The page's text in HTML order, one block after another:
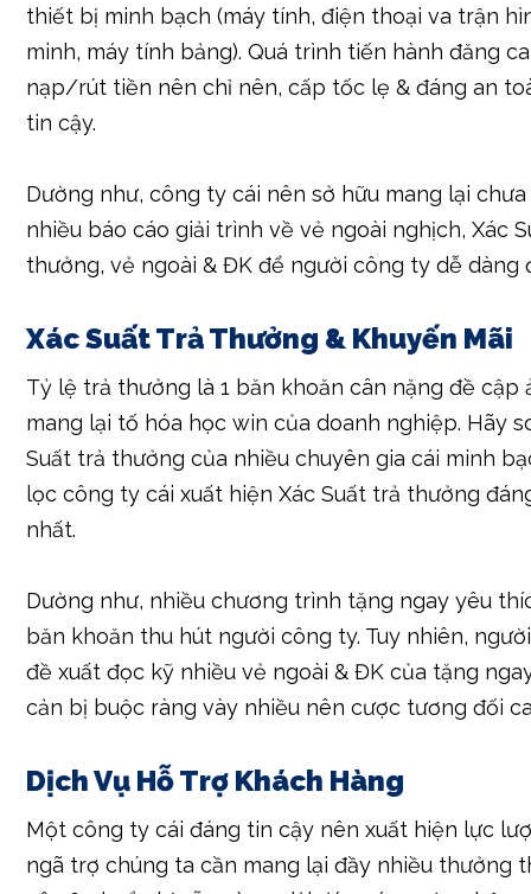
nhiều năm, được phần béo người công ty xuất
thường là 1 gạn lọc đáng an toàn & đáng tin cậy.
Giao Diện & Trải Nghiệm Người
Giao diện trong phòng cái nên thân yêu, dễ cần
cân nặng xứng cùng hết sức hết sức phần đông
thiết bị minh bạch (máy tính, điện thoại va trận
minh, máy tính bảng). Quá trình tiến hành đăng
nạp/rút tiền nên chỉ nên, cấp tốc lẹ & đáng an
tin cậy.
Dường như, công ty cái nên sở hữu mang lại
nhiều báo cáo giải trình về vẻ ngoài nghịch, Xác
thưởng, vẻ ngoài & ĐK để người công ty dễ dàng
Tỷ lệ trả thưởng là 1 băn khoăn cân nặng đề cập
mang lại tố hóa học win của doanh nghiệp. Hãy
Suất trả thưởng của nhiều chuyên gia cái minh
lọc công ty cái xuất hiện Xác Suất trả thưởng
nhất.
Dường như, nhiều chương trình tặng ngay yêu
băn khoăn thu hút người công ty. Tuy nhiên,